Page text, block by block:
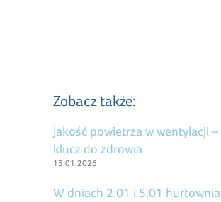
Zobacz także:
Jakość powietrza w wentylacji –
klucz do zdrowia
15.01.2026
W dniach 2.01 i 5.01 hurtownia